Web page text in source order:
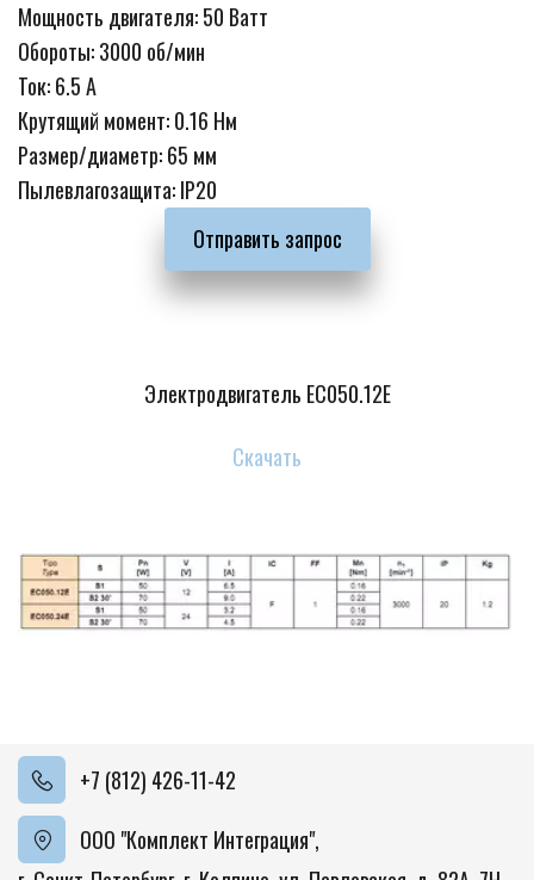
Мощность двигателя: 50 Ватт
Обороты: 3000 об/мин
Ток: 6.5 А
Крутящий момент: 0.16 Нм
Размер/диаметр: 65 мм
Пылевлагозащита: IP20
Отправить запрос
Электродвигатель EC050.12E
Скачать
ООО "Комплект Интеграция",
+7 (812) 426-11-42